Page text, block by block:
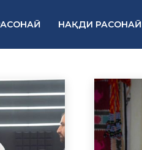
НАҚДИ РАСОНАӢ